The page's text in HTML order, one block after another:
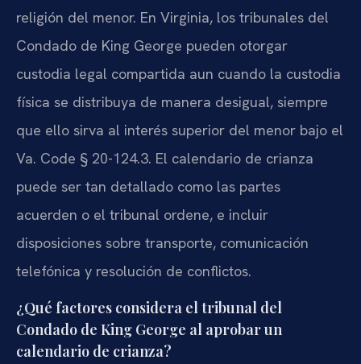
religión del menor. En Virginia, los tribunales del
Condado de King George pueden otorgar
custodia legal compartida aun cuando la custodia
física se distribuya de manera desigual, siempre
que ello sirva al interés superior del menor bajo el
Va. Code § 20-124.3. El calendario de crianza
puede ser tan detallado como las partes
acuerden o el tribunal ordene, e incluir
disposiciones sobre transporte, comunicación
telefónica y resolución de conflictos.
¿Qué factores considera el tribunal del
Condado de King George al aprobar un
calendario de crianza?